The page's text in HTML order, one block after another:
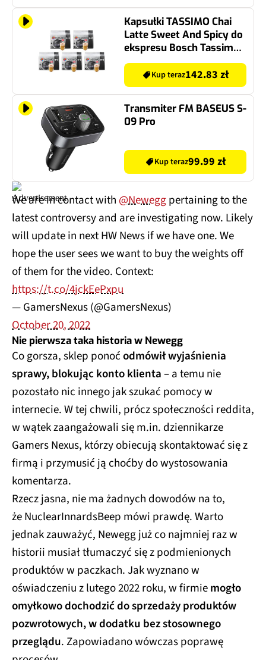
Kapsułki TASSIMO Chai
Latte Sweet And Spicy do
ekspresu Bosch Tassimo
(40 szt.)
Kup teraz142.83 zł
Transmiter FM BASEUS S-
09 Pro
Kup teraz99.99 zł
We are in contact with @Neweggpertaining to the
latest controversy and are investigating now. Likely
will update in next HW News if we have one. We
hope the user sees we want to buy the weights off
of them for the video. Context:
https://t.co/4jckEePxpu
— GamersNexus (@GamersNexus)
October 20, 2022
Nie pierwsza taka historia w Newegg
Co gorsza, sklep ponoćodmówił wyjaśnienia
sprawy, blokując konto klienta– a temu nie
pozostało nic innego jak szukać pomocy w
internecie. W tej chwili, prócz społeczności reddita,
w wątek zaangażowali się m.in. dziennikarze
Gamers Nexus, którzy obiecują skontaktować się z
firmą i przymusić ją choćby do wystosowania
komentarza.
Rzecz jasna, nie ma żadnych dowodów na to,
że NuclearInnardsBeep mówi prawdę. Warto
jednak zauważyć, Newegg już co najmniej raz w
historii musiał tłumaczyć się z podmienionych
produktów w paczkach. Jak wyznano w
oświadczeniu z lutego 2022 roku, w firmiemogło
omyłkowo dochodzić do sprzedaży produktów
pozwrotowych, w dodatku bez stosownego
przeglądu. Zapowiadano wówczas poprawę